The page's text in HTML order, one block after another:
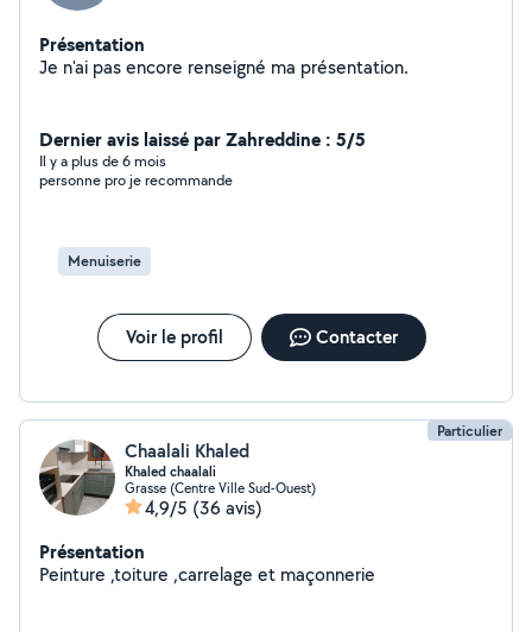
Présentation
Je n'ai pas encore renseigné ma présentation.
Dernier avis laissé par Zahreddine : 5/5
Il y a plus de 6 mois
personne pro je recommande
Menuiserie
Voir le profil Contacter
Particulier
Chaalali Khaled
Khaled chaalali
Grasse (Centre Ville Sud-Ouest)
4,9/5 (36 avis)
Présentation
Peinture ,toiture ,carrelage et maçonnerie